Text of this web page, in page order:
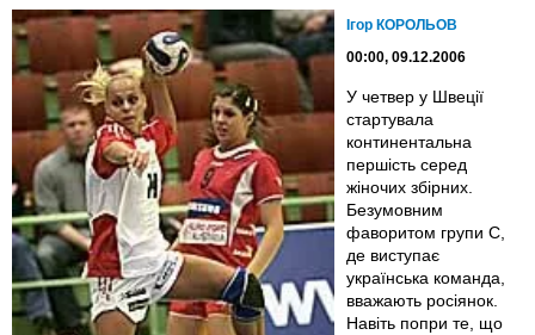
Ігор КОРОЛЬОВ
00:00, 09.12.2006
У четвер у Швеції
стартувала
континентальна
першість серед
жіночих збірних.
Безумовним
фаворитом групи С,
де виступає
українська команда,
вважають росіянок.
Навіть попри те, що